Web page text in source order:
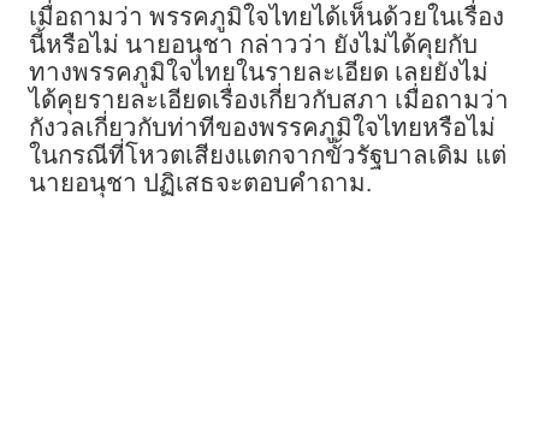
เมื่อถามว่า พรรคภูมิใจไทยได้เห็นด้วยในเรื่อง
นี้หรือไม่ นายอนุชา กล่าวว่า ยังไม่ได้คุยกับ
ทางพรรคภูมิใจไทยในรายละเอียด เลยยังไม่
ได้คุยรายละเอียดเรื่องเกี่ยวกับสภา เมื่อถามว่า
กังวลเกี่ยวกับท่าทีของพรรคภูมิใจไทยหรือไม่
ในกรณีที่โหวตเสียงแตกจากขั้วรัฐบาลเดิม แต่
นายอนุชา ปฏิเสธจะตอบคำถาม.